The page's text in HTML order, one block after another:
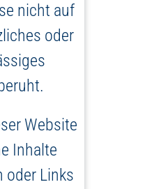
nicht auf
oder
Website
Inhalte
oder Links